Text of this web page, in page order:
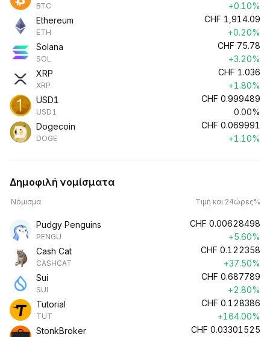
BTC
+0.10%
Ethereum
ETH
CHF 1,914.09
+0.20%
Solana
SOL
CHF 75.78
+3.20%
XRP
XRP
CHF 1.036
+1.80%
USD1
USD1
CHF 0.999489
0.00%
Dogecoin
DOGE
CHF 0.069991
+1.10%
Δημοφιλή νομίσματα
Νόμισμα Τιμή και 24ώρες%
Pudgy Penguins
PENGU
CHF 0.00628498
+5.60%
Cash Cat
CASHCAT
CHF 0.122358
+37.50%
Sui
SUI
CHF 0.687789
+2.80%
Tutorial
TUT
CHF 0.128386
+164.00%
StonkBroker
CHF 0.03301525